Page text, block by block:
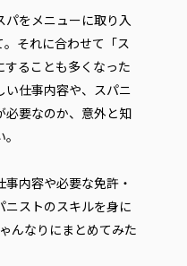
をメニューに取り入
それに合わせて「ス
ることも多くなった
い仕事内容や、スパニ
必要なのか、意外と知
内容や必要な免許・
ニストのスキルを身に
んなりにまとめてみた